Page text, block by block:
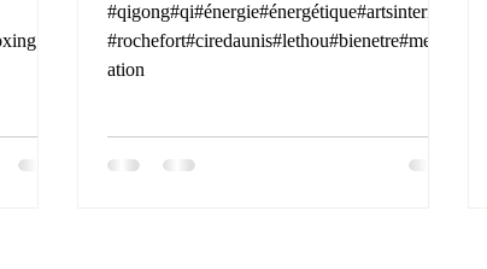
#qigong#qi#énergie#énergétique#artsinternes
#rochefort#ciredaunis#lethou#bienetre#medit
ation